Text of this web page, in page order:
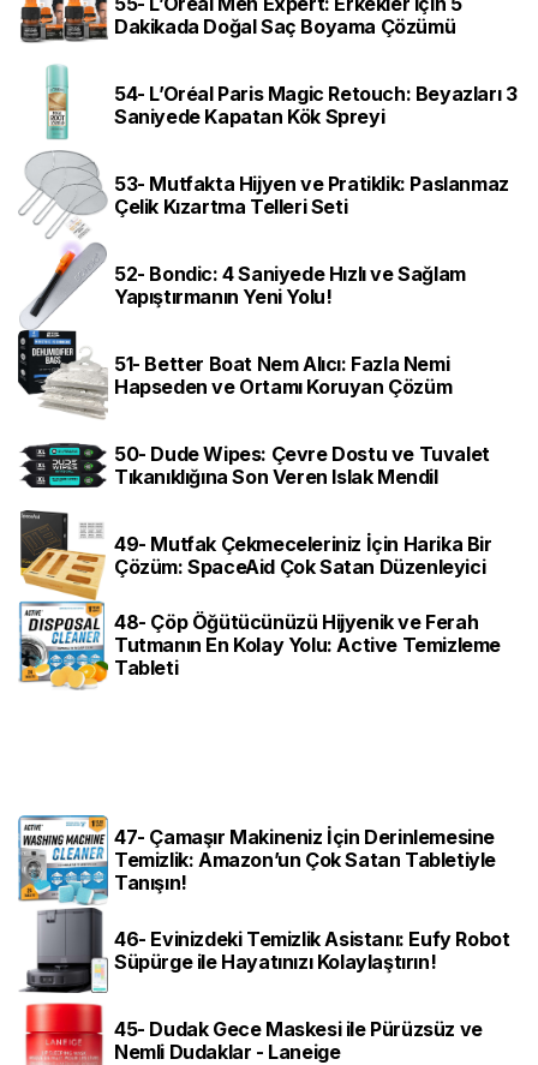
Dakikada Doğal Saç Boyama Çözümü
54- L’Oréal Paris Magic Retouch: Beyazları 3
Saniyede Kapatan Kök Spreyi
53- Mutfakta Hijyen ve Pratiklik: Paslanmaz
Çelik Kızartma Telleri Seti
52- Bondic: 4 Saniyede Hızlı ve Sağlam
Yapıştırmanın Yeni Yolu!
51- Better Boat Nem Alıcı: Fazla Nemi
Hapseden ve Ortamı Koruyan Çözüm
50- Dude Wipes: Çevre Dostu ve Tuvalet
Tıkanıklığına Son Veren Islak Mendil
49- Mutfak Çekmeceleriniz İçin Harika Bir
Çözüm: SpaceAid Çok Satan Düzenleyici
48- Çöp Öğütücünüzü Hijyenik ve Ferah
Tutmanın En Kolay Yolu: Active Temizleme
Tableti
47- Çamaşır Makineniz İçin Derinlemesine
Temizlik: Amazon’un Çok Satan Tabletiyle
Tanışın!
46- Evinizdeki Temizlik Asistanı: Eufy Robot
Süpürge ile Hayatınızı Kolaylaştırın!
45- Dudak Gece Maskesi ile Pürüzsüz ve
Nemli Dudaklar - Laneige